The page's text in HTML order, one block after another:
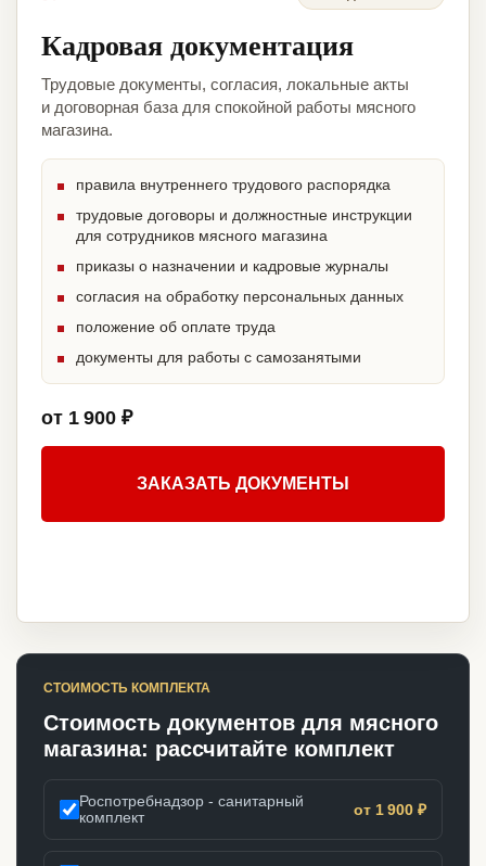
Кадровая документация
Трудовые документы, согласия, локальные акты
и договорная база для спокойной работы мясного
магазина.
правила внутреннего трудового распорядка
трудовые договоры и должностные инструкции
для сотрудников мясного магазина
приказы о назначении и кадровые журналы
согласия на обработку персональных данных
положение об оплате труда
документы для работы с самозанятыми
от 1 900 ₽
ЗАКАЗАТЬ ДОКУМЕНТЫ
СТОИМОСТЬ КОМПЛЕКТА
Стоимость документов для мясного
магазина: рассчитайте комплект
Роспотребнадзор - санитарный
комплект
от 1 900 ₽